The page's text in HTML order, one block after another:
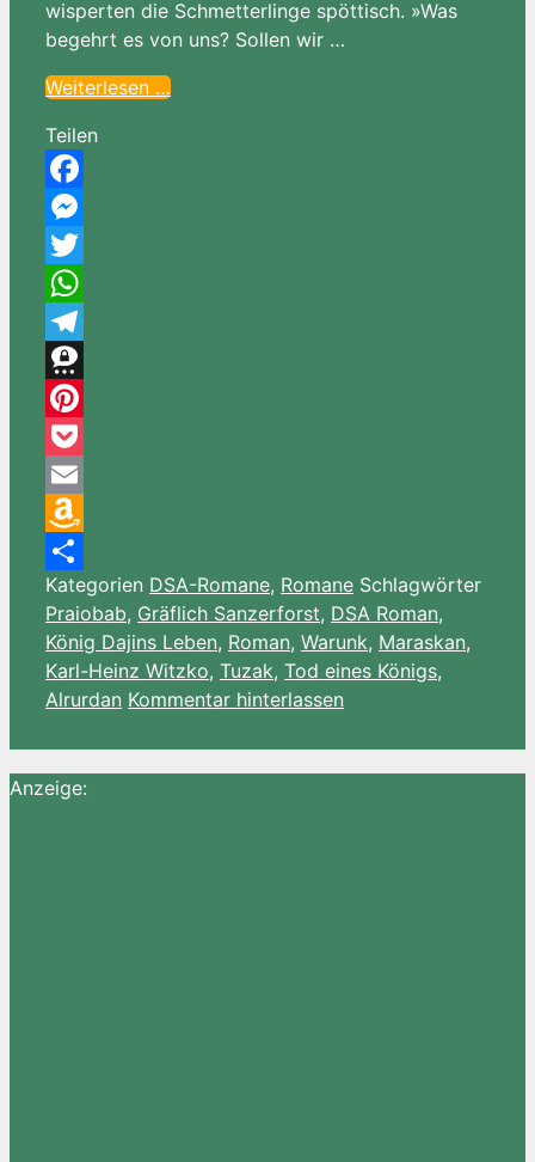
wisperten die Schmetterlinge spöttisch. »Was
begehrt es von uns? Sollen wir …
Weiterlesen …
Teilen
Facebook
Messenger
Twitter
WhatsApp
Telegram
Threema
Pinterest
Pocket
Email
Amazon
Wish
List
Teilen
Kategorien DSA-Romane, Romane Schlagwörter
Praiobab, Gräflich Sanzerforst, DSA Roman,
König Dajins Leben, Roman, Warunk, Maraskan,
Karl-Heinz Witzko, Tuzak, Tod eines Königs,
Alrurdan Kommentar hinterlassen
Anzeige: